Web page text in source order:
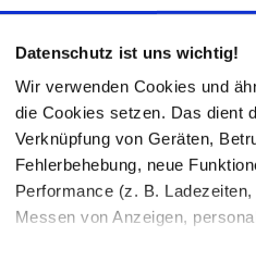
Datenschutz ist uns wichtig!
Wir verwenden Cookies und
die Cookies setzen. Das dient
Verknüpfung von Geräten,
Fehlerbehebung, neue
Performance (z. B.
Messen von Anzeigen,